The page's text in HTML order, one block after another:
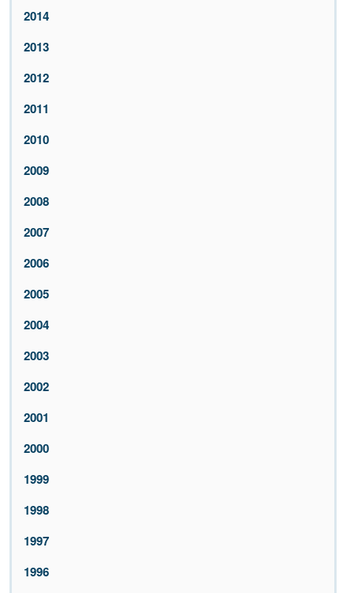
2014
2013
2012
2011
2010
2009
2008
2007
2006
2005
2004
2003
2002
2001
2000
1999
1998
1997
1996